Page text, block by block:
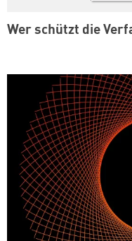
Wer schützt die